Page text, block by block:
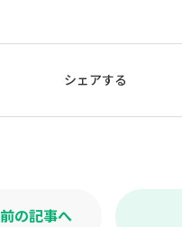
シェアする
前の記事へ